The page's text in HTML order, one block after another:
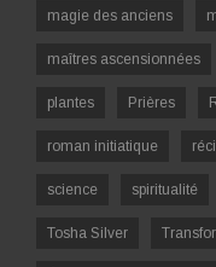
magie des anciens
maîtres ascensionnées
plantes Prières
roman initiatique
science spiritualité
Tosha Silver